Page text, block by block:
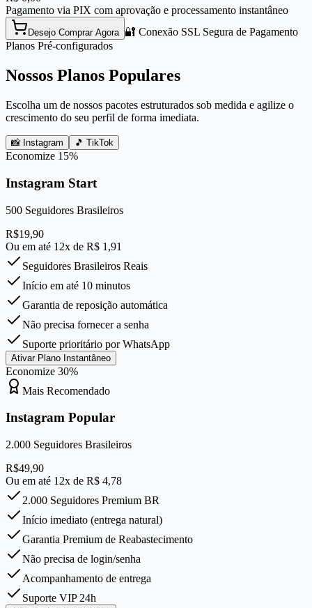
Pagamento via PIX com aprovação e processamento instantâneo
Desejo Comprar Agora 🔐 Conexão SSL Segura de Pagamento
Planos Pré-configurados
Nossos Planos Populares
Escolha um de nossos pacotes estruturados sob medida e agilize o
crescimento do seu perfil de forma imediata.
📸 Instagram 🎵 TikTok
Economize 15%
Instagram Start
500 Seguidores Brasileiros
R$19,90
Ou em até 12x de R$ 1,91
Seguidores Brasileiros Reais
Início em até 10 minutos
Garantia de reposição automática
Não precisa fornecer a senha
Suporte prioritário por WhatsApp
Ativar Plano Instantâneo
Economize 30%
Mais Recomendado
Instagram Popular
2.000 Seguidores Brasileiros
R$49,90
Ou em até 12x de R$ 4,78
2.000 Seguidores Premium BR
Início imediato (entrega natural)
Garantia Premium de Reabastecimento
Não precisa de login/senha
Acompanhamento de entrega
Suporte VIP 24h